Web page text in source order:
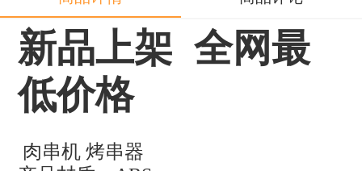
新品上架 全网最
低价格
肉串机 烤串器